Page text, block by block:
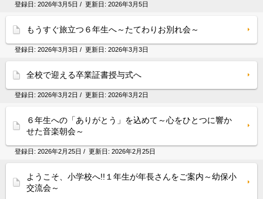
登録日: 2026年3月5日 / 更新日: 2026年3月5日
もうすぐ旅立つ６年生へ～たてわりお別れ会～
登録日: 2026年3月3日 / 更新日: 2026年3月3日
全校で迎える卒業証書授与式へ
登録日: 2026年3月2日 / 更新日: 2026年3月2日
６年生への「ありがとう」を込めて～心をひとつに響か
せた音楽朝会～
登録日: 2026年2月25日 / 更新日: 2026年2月25日
ようこそ、小学校へ!!１年生が年長さんをご案内～幼保小
交流会～